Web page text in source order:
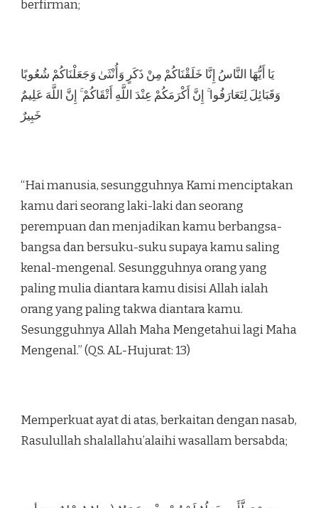
berfirman;
يَا أَيُّهَا النَّاسُ إِنَّا خَلَقْنَاكُمْ مِنْ ذَكَرٍ وَأُنْثَىٰ وَجَعَلْنَاكُمْ شُعُوبًا
وَقَبَائِلَ لِتَعَارَفُوا ۚ إِنَّ أَكْرَمَكُمْ عِنْدَ اللَّهِ أَتْقَاكُمْ ۚ إِنَّ اللَّهَ عَلِيمٌ
خَبِيرٌ
“Hai manusia, sesungguhnya Kami menciptakan
kamu dari seorang laki-laki dan seorang
perempuan dan menjadikan kamu berbangsa-
bangsa dan bersuku-suku supaya kamu saling
kenal-mengenal. Sesungguhnya orang yang
paling mulia diantara kamu disisi Allah ialah
orang yang paling takwa diantara kamu.
Sesungguhnya Allah Maha Mengetahui lagi Maha
Mengenal.” (QS. AL-Hujurat: 13)
Memperkuat ayat di atas, berkaitan dengan nasab,
Rasulullah shalallahu’alaihi wasallam bersabda;